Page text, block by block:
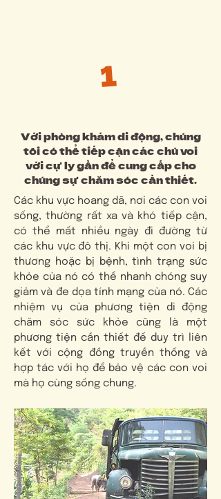
1
Với phòng khám di động, chúng
tôi có thể tiếp cận các chú voi
với cự ly gần để cung cấp cho
chúng sự chăm sóc cần thiết.
Các khu vực hoang dã, nơi các con voi
sống, thường rất xa và khó tiếp cận,
có thể mất nhiều ngày đi đường từ
các khu vực đô thị. Khi một con voi bị
thương hoặc bị bệnh, tình trạng sức
khỏe của nó có thể nhanh chóng suy
giảm và đe dọa tính mạng của nó. Các
nhiệm vụ của phương tiện di động
chăm sóc sức khỏe cũng là một
phương tiện cần thiết để duy trì liên
kết với cộng đồng truyền thống và
hợp tác với họ để bảo vệ các con voi
mà họ cùng sống chung.